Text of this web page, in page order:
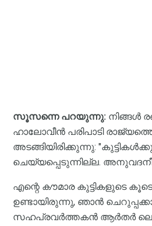
സൂസന്നെ പറയുന്നു: നിങ്ങൾ
ഹാലോവീൻ പരിപാടി
അടങ്ങിയിരിക്കുന്നു:
ചെയ്യപ്പെടുന്നില്ല.
എന്റെ കൗമാര കുട്ടികളുടെ
ഉണ്ടായിരുന്നു, ഞാൻ
സഹപ്രവർത്തകൻ ആർതർ